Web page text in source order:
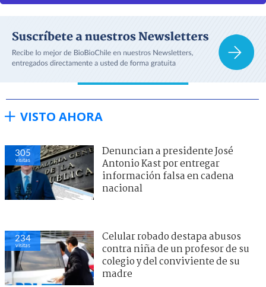
VISTO AHORA
305
visitas
Denuncian a presidente José
Antonio Kast por entregar
información falsa en cadena
nacional
234
visitas
Celular robado destapa abusos
contra niña de un profesor de su
colegio y del conviviente de su
madre